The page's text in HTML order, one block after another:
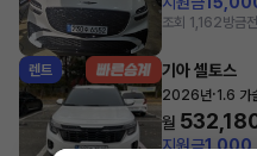
조회 1,162방금전
렌트 기아 셀토스
2026년·1.6 가
월
지원금